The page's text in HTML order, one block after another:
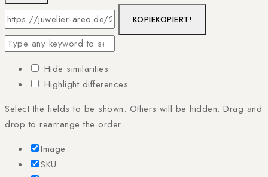
KOPIEKOPIERT!
Hide similarities
Highlight differences
Select the fields to be shown. Others will be hidden. Drag and
drop to rearrange the order.
Image
SKU